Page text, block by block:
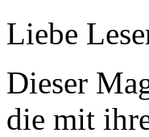
Liebe
Dieser
die mit